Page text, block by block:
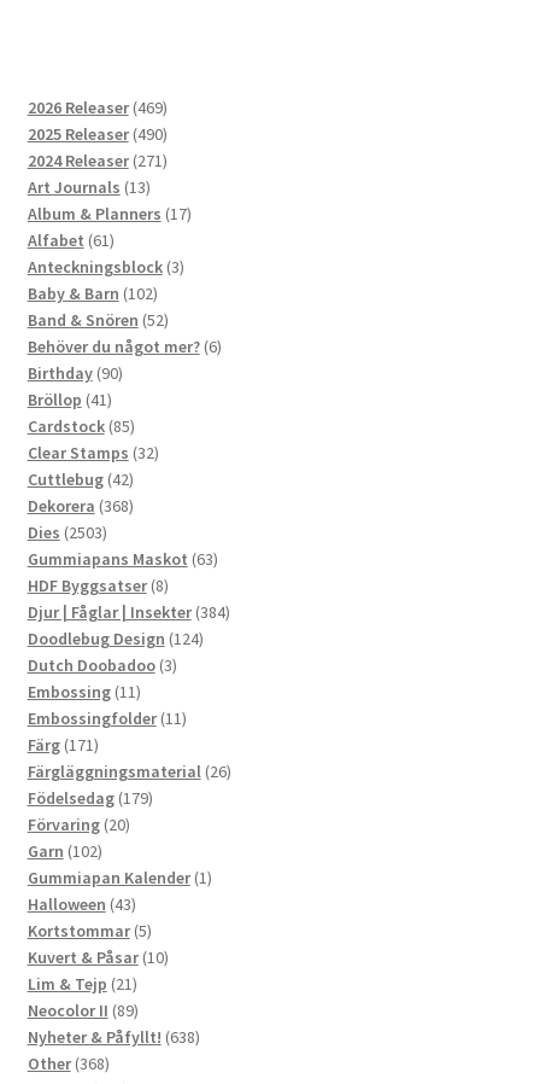
2026 Releaser 469469
produkter
2025 Releaser 490490
produkter
2024 Releaser 271271
Art Journals 1313
produkter
Album & Planners 1717
Alfabet 6161
produkter
Anteckningsblock 33
Baby & Barn 102102
produkter
Band & Snören 5252
produkter
Behöver du något mer? 66
Birthday 9090
Bröllop 4141
produkter
Cardstock 8585
produkter
Clear Stamps 3232
Cuttlebug 4242
produkter
Dekorera 368368
Dies 25032503
produkter
Gummiapans Maskot 6363
HDF Byggsatser 88
produkter
Djur | Fåglar | Insekter 384384
Doodlebug Design 124124
Dutch Doobadoo 33
Embossing 1111
produkter
Embossingfolder 1111
Färg 171171
produkter
Färgläggningsmaterial 2626
Födelsedag 179179
Förvaring 2020
Garn 102102
produkter
Gummiapan Kalender 11
Halloween 4343
produkter
Kortstommar 55
produkter
Kuvert & Påsar 1010
Lim & Tejp 2121
produkter
Neocolor II 8989
produkter
Nyheter & Påfyllt! 638638
Other 368368